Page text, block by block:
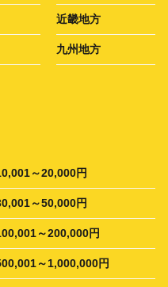
近畿地方
九州地方
～20,000円
～50,000円
～200,000円
～1,000,000円